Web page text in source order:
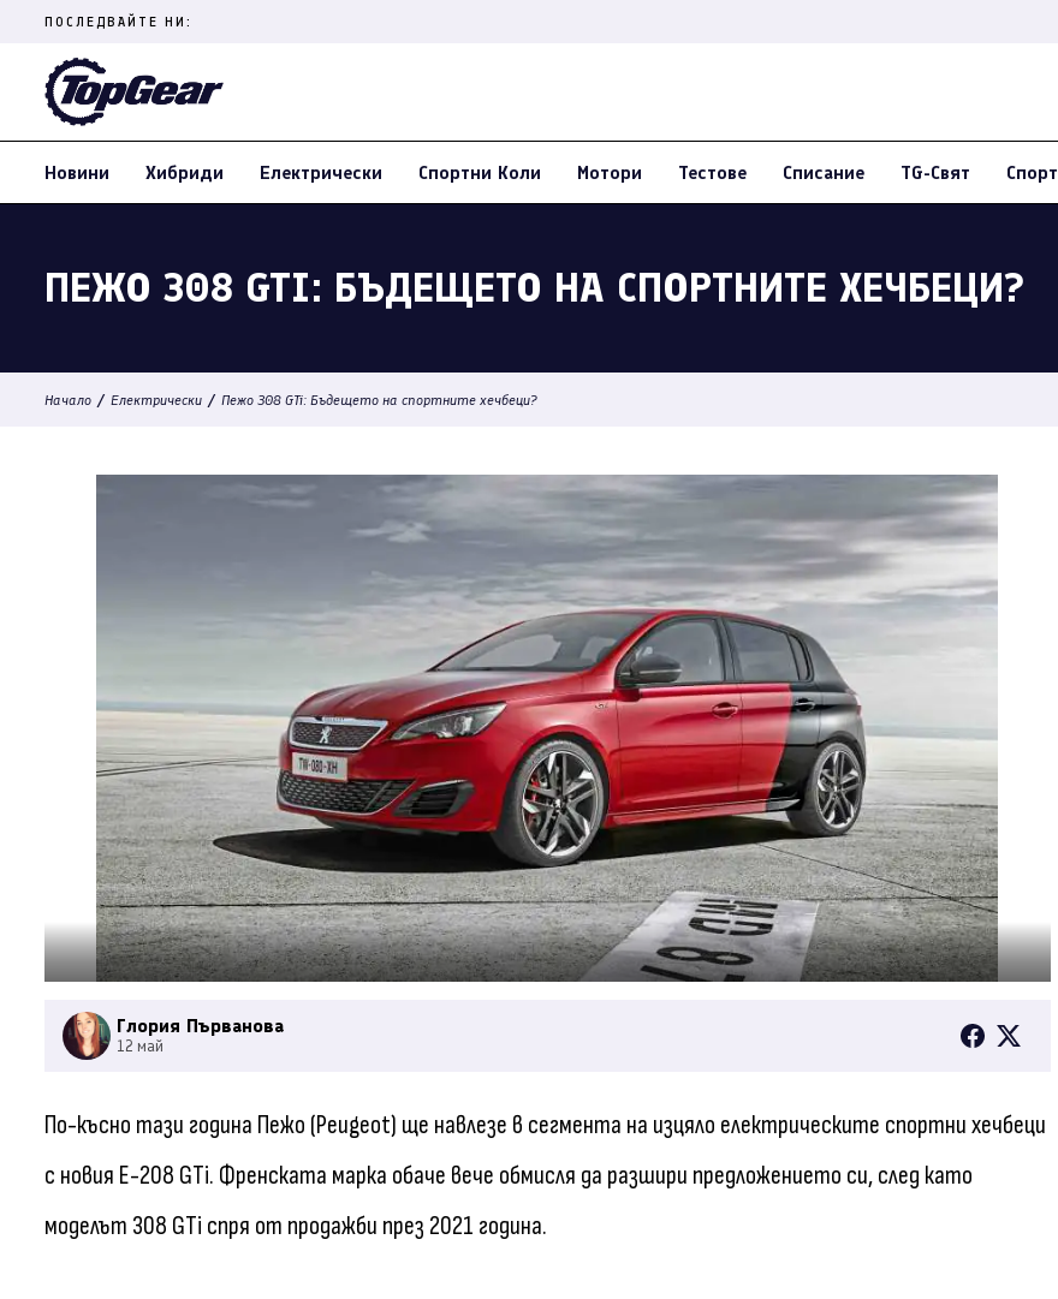
content
(Press
ПОСЛЕДВАЙТЕ НИ:
Новини Хибриди Електрически Спортни Коли Мотори Тестове Списание TG-Свят Спорт
ПЕЖО 308 GTI: БЪДЕЩЕТО НА СПОРТНИТЕ ХЕЧБЕЦИ?
Начало / Електрически / Пежо 308 GTi: Бъдещето на спортните хечбеци?
Глория Първанова
12 май
По-късно тази година Пежо (Peugeot) ще навлезе в сегмента на изцяло електрическите спортни хечбеци
с новия E-208 GTi. Френската марка обаче вече обмисля да разшири предложението си, след като
моделът 308 GTi спря от продажби през 2021 година.